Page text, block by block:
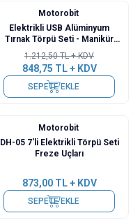
Motorobit
Elektrikli USB Alüminyum
Tırnak Törpü Seti - Manikür
Pedikür
1.212,50TL + KDV
848,75 TL + KDV
SEPETE EKLE
Motorobit
DH-05 7'li Elektrikli Törpü Seti
Freze Uçları
873,00TL + KDV
SEPETE EKLE